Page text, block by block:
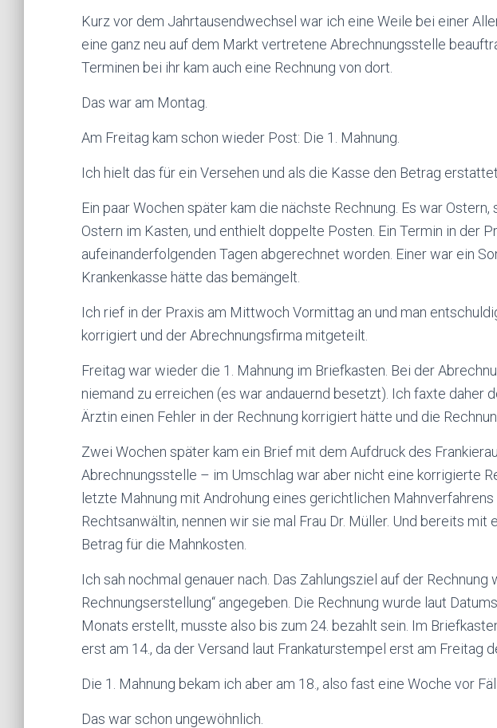
Kurz vor dem Jahrtausendwechsel war ich eine Weile bei einer
eine ganz neu auf dem Markt vertretene Abrechnungsstelle
Terminen bei ihr kam auch eine Rechnung von dort.
Das war am Montag.
Am Freitag kam schon wieder Post: Die 1. Mahnung.
Ich hielt das für ein Versehen und als die Kasse den Betrag
Ein paar Wochen später kam die nächste Rechnung. Es war Ostern,
Ostern im Kasten, und enthielt doppelte Posten. Ein Termin in der
aufeinanderfolgenden Tagen abgerechnet worden. Einer war ein
Krankenkasse hätte das bemängelt.
Ich rief in der Praxis am Mittwoch Vormittag an und man
korrigiert und der Abrechnungsfirma mitgeteilt.
Freitag war wieder die 1. Mahnung im Briefkasten. Bei der
niemand zu erreichen (es war andauernd besetzt). Ich faxte daher
Ärztin einen Fehler in der Rechnung korrigiert hätte und die
Zwei Wochen später kam ein Brief mit dem Aufdruck des
Abrechnungsstelle – im Umschlag war aber nicht eine korrigierte
letzte Mahnung mit Androhung eines gerichtlichen
Rechtsanwältin, nennen wir sie mal Frau Dr. Müller. Und bereits
Betrag für die Mahnkosten.
Ich sah nochmal genauer nach. Das Zahlungsziel auf der Rechnung
Rechnungserstellung“ angegeben. Die Rechnung wurde laut
Monats erstellt, musste also bis zum 24. bezahlt sein. Im
erst am 14., da der Versand laut Frankaturstempel erst am Freitag
Die 1. Mahnung bekam ich aber am 18., also fast eine Woche vor
Das war schon ungewöhnlich.